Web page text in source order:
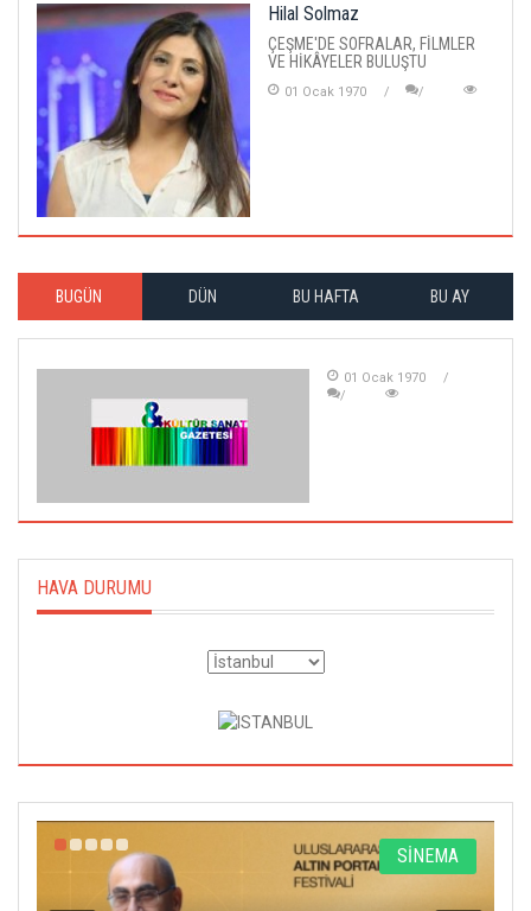
Hilal Solmaz
ÇEŞME'DE SOFRALAR, FİLMLER
VE HİKÂYELER BULUŞTU
01 Ocak 1970
BUGÜN DÜN BU HAFTA BU AY
01 Ocak 1970
HAVA DURUMU
SİNEMA